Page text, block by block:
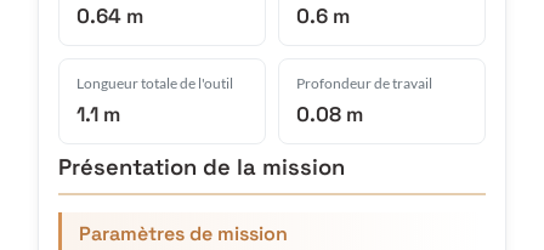
0.64 m 0.6 m
Longueur totale de l'outil
1.1 m
Profondeur de travail
0.08 m
Présentation de la mission
Paramètres de mission